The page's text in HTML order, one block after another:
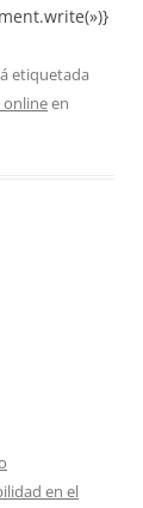
etiquetada
onlineen
en el